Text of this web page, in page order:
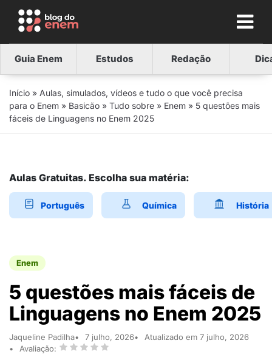
Guia Enem Estudos Redação
Início » Aulas, simulados, vídeos e tudo o que você precisa
para o Enem » Basicão » Tudo sobre » Enem » 5 questões mais
fáceis de Linguagens no Enem 2025
Aulas Gratuitas. Escolha sua matéria:
Português Química História
Enem
5 questões mais fáceis de
Linguagens no Enem 2025
Jaqueline Padilha 7 julho, 2026
Atualizado em 7 julho, 2026
Avaliação: